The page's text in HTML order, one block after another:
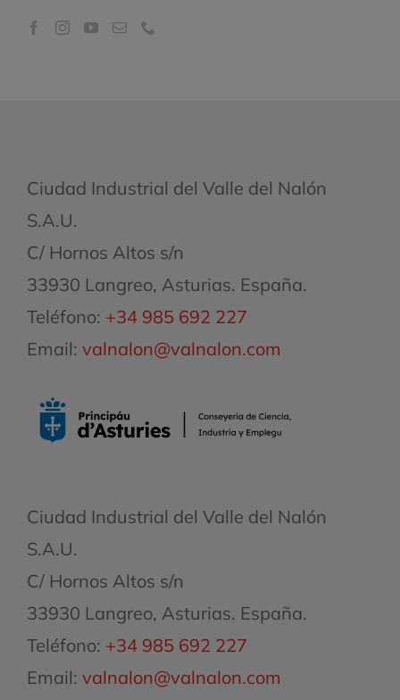
Ciudad Industrial del Valle del Nalón
S.A.U.
C/ Hornos Altos s/n
33930 Langreo, Asturias. España.
Teléfono: +34 985 692 227
Email: valnalon@valnalon.com
Ciudad Industrial del Valle del Nalón
S.A.U.
C/ Hornos Altos s/n
33930 Langreo, Asturias. España.
Teléfono: +34 985 692 227
Email: valnalon@valnalon.com